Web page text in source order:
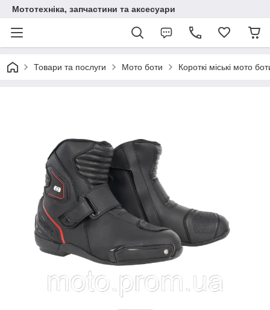
Мототехніка, запчастини та аксесуари
Товари та послуги Мото боти Короткі міські мото